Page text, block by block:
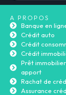
A PROPOS
Banque en
Crédit auto
Crédit
Crédit
Prêt
apport
Rachat de
Assurance